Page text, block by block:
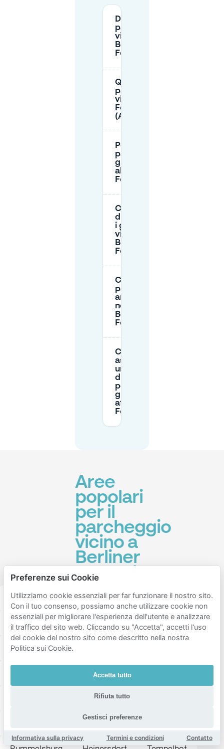
Dove posso
parcheggiare
vicino al
Berliner
Fernsehturm?
Quanto costa
parcheggiare
vicino al Berliner
Fernsehturm
(Alexanderplatz)?
Posso
parcheggiare
gratis vicino
al Berliner
Fernsehturm?
Ci sono limiti
di altezza per
i garage
vicino al
Berliner
Fernsehturm?
C'è
parcheggio
anche tardi la
notte vicino al
Berliner
Fernsehturm?
Come posso
assicurarmi
un posto auto
durante i
periodi di
grande
affluenza al
Fernsehturm?
Aree
popolari
per il
parcheggio
vicino a
Berliner
Fernsehturm
Friedrichshain-kreuzberg Mitte
Tempelhof-schöneberg Stern
Prenzlauer Berg
Tiergarten
Alt-Treptow
Preferenze sui Cookie
Utilizziamo cookie essenziali per far funzionare il nostro sito.
Con il tuo consenso, possiamo anche utilizzare cookie non
essenziali per migliorare l'esperienza dell'utente e analizzare
il traffico del sito web. Cliccando su "Accetta", accetti l'uso
dei cookie del nostro sito come descritto nella nostra
Politica sui Cookie.
Accetta tutto
Rifiuta tutto
Gestisci preferenze
Informativa sulla privacy Termini e condizioni Contatto